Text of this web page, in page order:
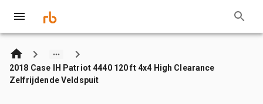
2018 Case IH Patriot 4440 120 ft 4x4 High Clearance
Zelfrijdende Veldspuit